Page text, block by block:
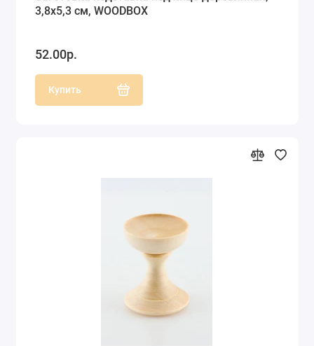
3,8х5,3 см, WOODBOX
52.00р.
Купить